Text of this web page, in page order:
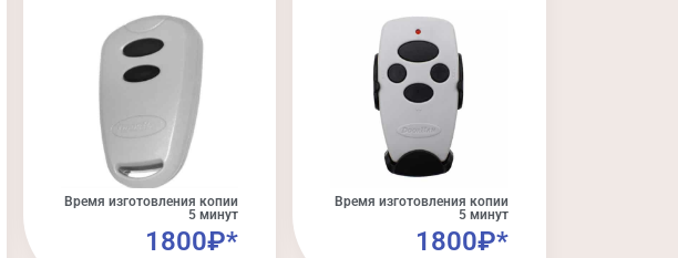
Время изготовления копии
5 минут
1800₽*
Время изготовления копии
5 минут
1800₽*